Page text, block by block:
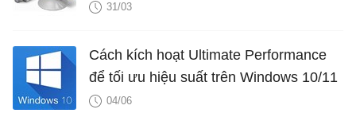
31/03
Cách kích hoạt Ultimate Performance
để tối ưu hiệu suất trên Windows 10/11
04/06